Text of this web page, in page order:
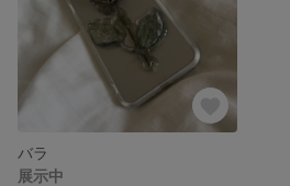
バラ
展示中